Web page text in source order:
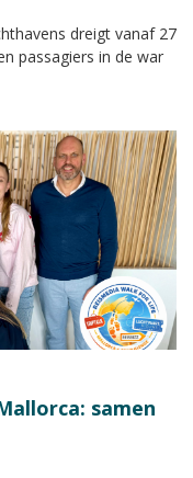
dreigt vanaf 27
passagiers in de war
samen